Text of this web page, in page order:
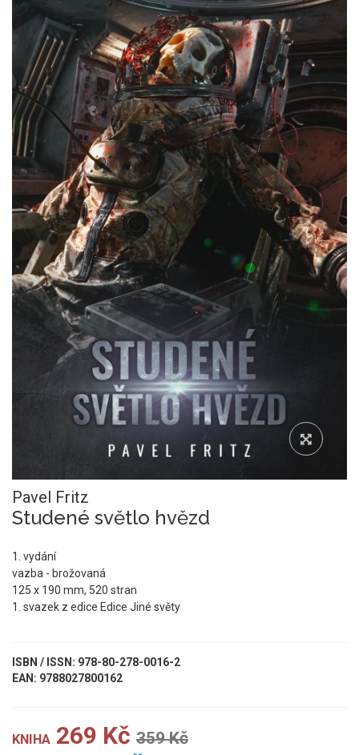
Pavel Fritz
Studené světlo hvězd
1. vydání
vazba - brožovaná
125 x 190 mm, 520 stran
1. svazek z edice Edice Jiné světy
ISBN / ISSN: 978-80-278-0016-2
EAN: 9788027800162
KNIHA 269 Kč 359 Kč